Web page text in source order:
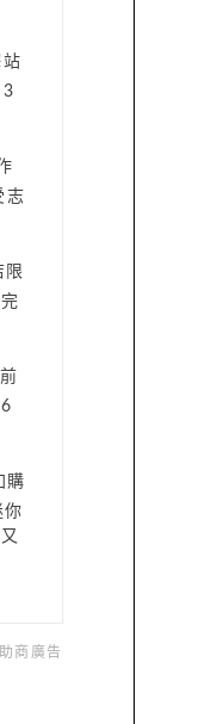
3
志
限
購
你
商廣告